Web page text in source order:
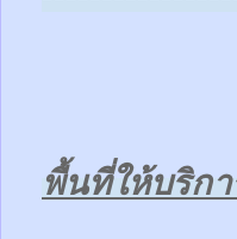
พื้นที่ให้บริก